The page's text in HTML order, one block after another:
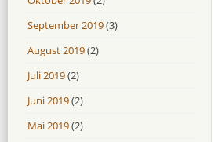
September 2019(3)
August 2019(2)
Juli 2019(2)
Juni 2019(2)
Mai 2019(2)